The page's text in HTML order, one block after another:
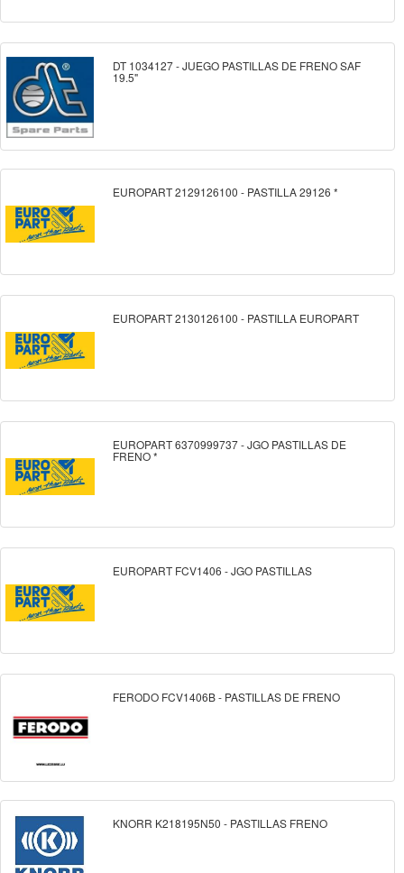
DT 1034127 - JUEGO PASTILLAS DE FRENO SAF
19.5"
EUROPART 2129126100 - PASTILLA 29126 *
EUROPART 2130126100 - PASTILLA EUROPART
EUROPART 6370999737 - JGO PASTILLAS DE
FRENO *
EUROPART FCV1406 - JGO PASTILLAS
FERODO FCV1406B - PASTILLAS DE FRENO
KNORR K218195N50 - PASTILLAS FRENO